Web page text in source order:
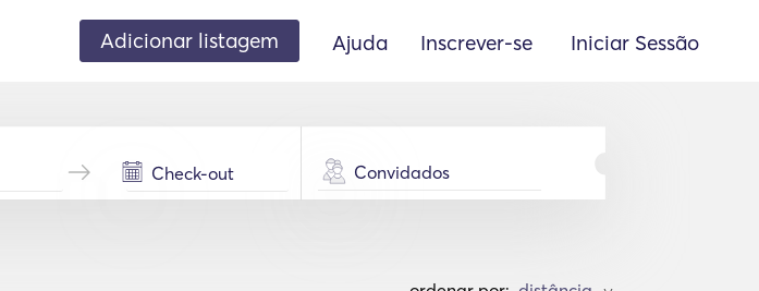
Adicionar listagem Ajuda Inscrever-se Iniciar Sessão
Convidados